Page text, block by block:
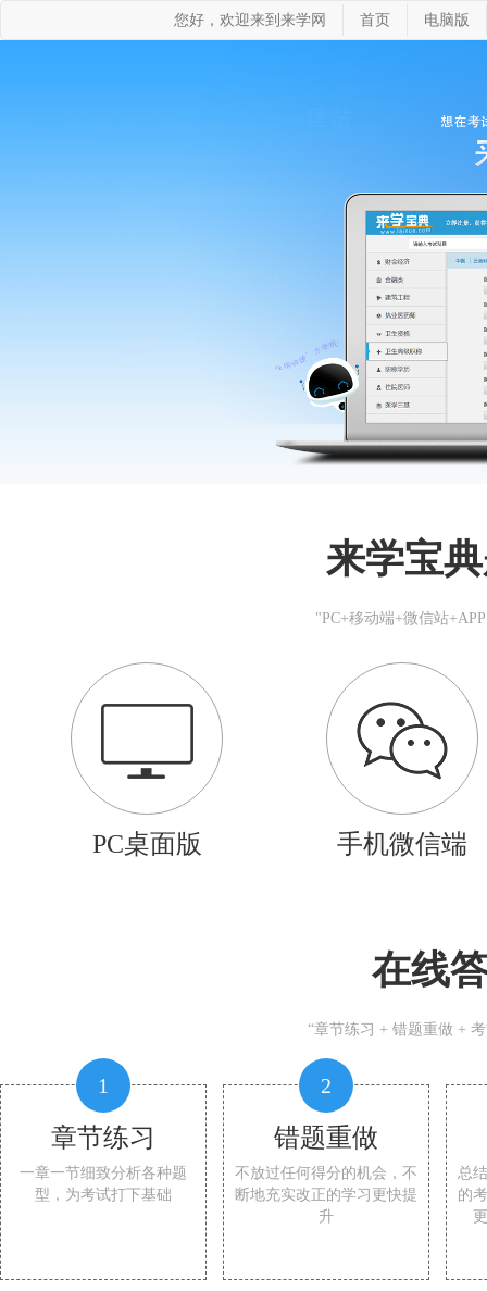
您好，欢迎来到来学网 首页 电脑版
来学宝
"PC+移动端+微信站
PC桌面版 手机微信端
在线
“章节练习 + 错题重做 +
1
章节练习
一章一节细致分析各种题
型，为考试打下基础
2
错题重做
不放过任何得分的机会，不
断地充实改正的学习更快提
升
总
的